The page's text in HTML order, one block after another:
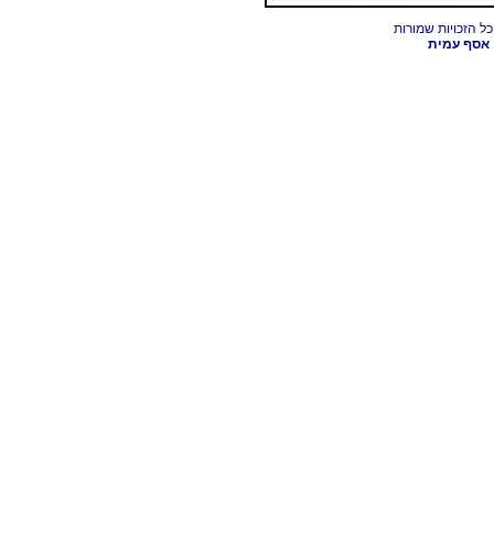
אסף עמית